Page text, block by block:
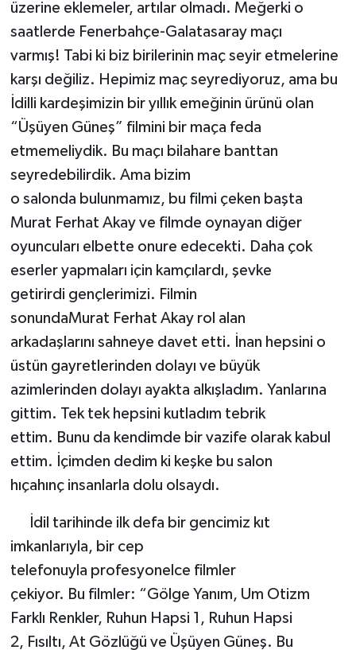
üzerine eklemeler, artılar olmadı. Meğerki o
saatlerde Fenerbahçe-Galatasaray maçı
varmış! Tabi ki biz birilerinin maç seyir etmelerine
karşı değiliz. Hepimiz maç seyrediyoruz, ama bu
İdilli kardeşimizin bir yıllık emeğinin ürünü olan
“Üşüyen Güneş” filmini bir maça feda
etmemeliydik. Bu maçı bilahare banttan
seyredebilirdik. Ama bizim
o salonda bulunmamız, bu filmi çeken başta
Murat Ferhat Akay ve filmde oynayan diğer
oyuncuları elbette onure edecekti. Daha çok
eserler yapmaları için kamçılardı, şevke
getirirdi gençlerimizi. Filmin
sonundaMurat Ferhat Akay rol alan
arkadaşlarını sahneye davet etti. İnan hepsini o
üstün gayretlerinden dolayı ve büyük
azimlerinden dolayı ayakta alkışladım. Yanlarına
gittim. Tek tek hepsini kutladım tebrik
ettim. Bunu da kendimde bir vazife olarak kabul
ettim. İçimden dedim ki keşke bu salon
hıçahınç insanlarla dolu olsaydı.
İdil tarihinde ilk defa bir gencimiz kıt
imkanlarıyla, bir cep
telefonuyla profesyonelce filmler
çekiyor. Bu filmler: “Gölge Yanım, Um Otizm
Farklı Renkler, Ruhun Hapsi 1, Ruhun Hapsi
2, Fısıltı, At Gözlüğü ve Üşüyen Güneş. Bu